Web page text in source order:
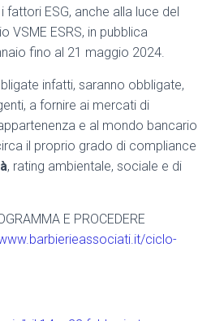
ESG, anche alla luce del
VSME ESRS, in pubblica
fino al 21 maggio 2024.
infatti, saranno obbligate,
a fornire ai mercati di
e al mondo bancario
il proprio grado di compliance
, rating ambientale, sociale e di
E PROCEDERE
ciclo-